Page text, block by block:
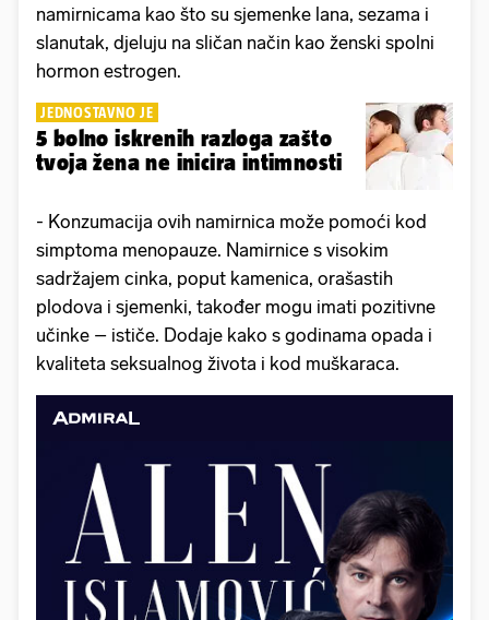
namirnicama kao što su sjemenke lana, sezama i
slanutak, djeluju na sličan način kao ženski spolni
hormon estrogen.
JEDNOSTAVNO JE
5 bolno iskrenih razloga zašto
tvoja žena ne inicira intimnosti
- Konzumacija ovih namirnica može pomoći kod
simptoma menopauze. Namirnice s visokim
sadržajem cinka, poput kamenica, orašastih
plodova i sjemenki, također mogu imati pozitivne
učinke – ističe. Dodaje kako s godinama opada i
kvaliteta seksualnog života i kod muškaraca.